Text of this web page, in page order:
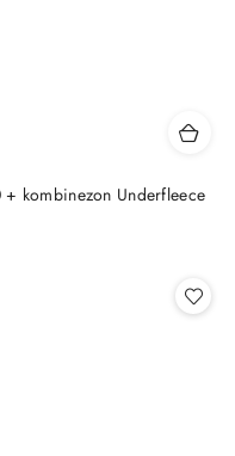
kombinezon Underfleece